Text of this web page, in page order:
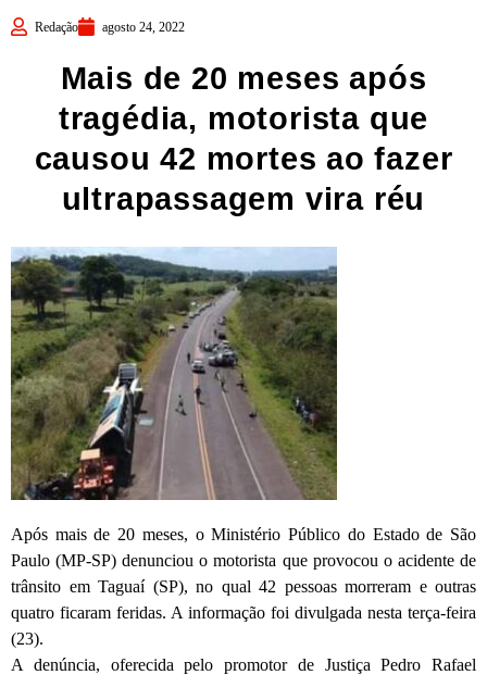
Redação agosto 24, 2022
Mais de 20 meses após
tragédia, motorista que
causou 42 mortes ao fazer
ultrapassagem vira réu
Após mais de 20 meses, o Ministério Público do Estado de São
Paulo (MP-SP) denunciou o motorista que provocou o acidente de
trânsito em Taguaí (SP), no qual 42 pessoas morreram e outras
quatro ficaram feridas. A informação foi divulgada nesta terça-feira
(23).
A denúncia, oferecida pelo promotor de Justiça Pedro Rafael